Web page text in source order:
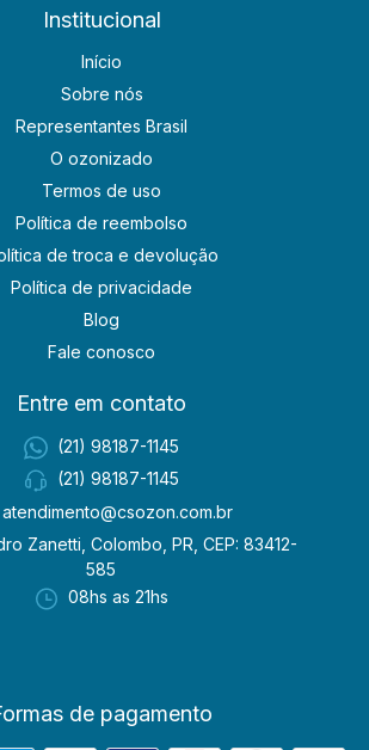
Institucional
Início
Sobre nós
Representantes Brasil
O ozonizado
Termos de uso
Política de reembolso
de troca e devolução
Política de privacidade
Blog
Fale conosco
Entre em contato
(21) 98187-1145
(21) 98187-1145
atendimento@csozon.com.br
Zanetti, Colombo, PR, CEP: 83412-
585
08hs as 21hs
de pagamento